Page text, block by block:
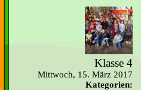
Klasse 4
Mittwoch, 15. März 2017
Kategorien: